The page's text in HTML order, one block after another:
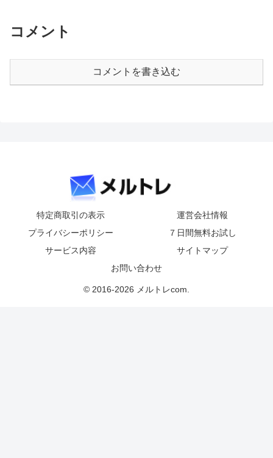
コメント
コメントを書き込む
特定商取引の表示
運営会社情報
プライバシーポリシー
７日間無料お試し
サービス内容
サイトマップ
お問い合わせ
© 2016-2026 メルトレcom.